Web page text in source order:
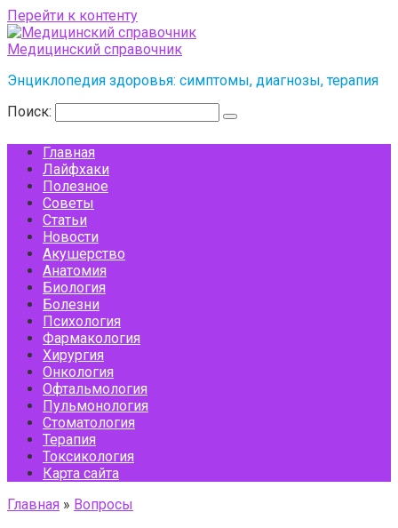
Перейти к контенту
Медицинский справочник
Энциклопедия здоровья: симптомы, диагнозы, терапия
Поиск:
Главная
Лайфхаки
Полезное
Советы
Статьи
Новости
Акушерство
Анатомия
Биология
Болезни
Психология
Фармакология
Хирургия
Онкология
Офтальмология
Пульмонология
Стоматология
Терапия
Токсикология
Карта сайта
Главная » Вопросы